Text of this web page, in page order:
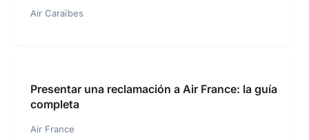
Air Caraïbes
Presentar una reclamación a Air France: la guía
completa
Air France